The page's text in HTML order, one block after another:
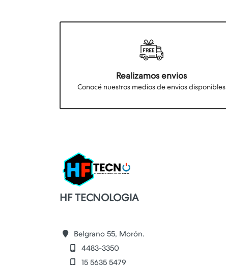
Realizamos envios
Conocé nuestros medios de envios disponibles
HF TECNOLOGIA
Belgrano 55, Morón.
4483-3350
15 5635 5479